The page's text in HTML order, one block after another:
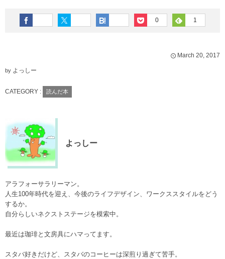
0 1
March 20, 2017
by よっしー
CATEGORY : 読んだ本
よっしー
アラフォーサラリーマン。
人生100年時代を迎え、今後のライフデザイン、ワークススタイルをどう
するか。
自分らしいネクストステージを模索中。
最近は珈琲と文房具にハマってます。
スタバ好きだけど、スタバのコーヒーは深煎り過ぎて苦手。